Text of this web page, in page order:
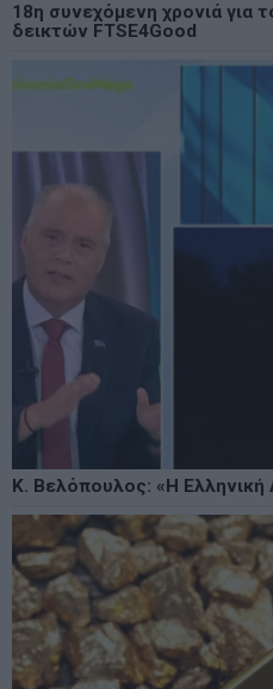
18η συνεχόμενη χρονιά για
δεικτών FTSE4Good
Κ. Βελόπουλος: «Η Ελληνική